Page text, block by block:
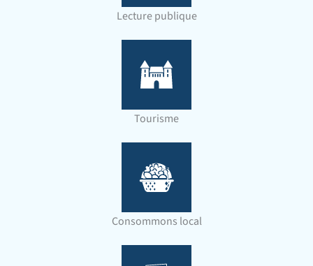
Lecture publique
Tourisme
Consommons local